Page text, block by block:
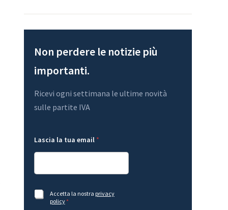
Non perdere le notizie più
importanti.
Ricevi ogni settimana le ultime novità
sulle partite IVA
a
t
u
a
u
P
*
Lascia la tua email *
A
c
Accetta la nostra privacy
policy*